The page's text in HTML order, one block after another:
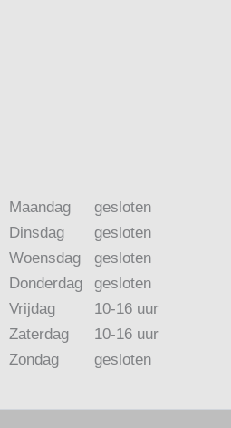
Maandag
Dinsdag
Woensdag
Donderdag
Vrijdag
Zaterdag
Zondag
gesloten
gesloten
gesloten
gesloten
10-16 uur
10-16 uur
gesloten